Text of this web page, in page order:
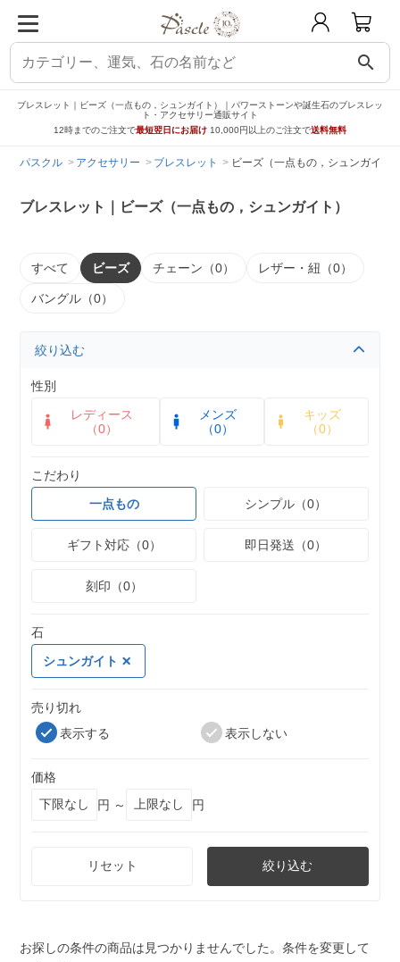
search
ブレスレット｜ビーズ（一点もの，シュンガイト）｜パワーストーンや誕生石のブレスレッ
ト・アクセサリー通販サイト
12時までのご注文で最短翌日にお届け 10,000円以上のご注文で送料無料
パスクル アクセサリー ブレスレット ビーズ（一点もの，シュンガイト
ブレスレット｜ビーズ（一点もの，シュンガイト）
すべて ビーズ チェーン（0） レザー・紐（0）
バングル（0）
絞り込む
性別
レディース
（0）
メンズ
（0）
キッズ
（0）
こだわり
一点もの
シンプル（0）
ギフト対応（0） 即日発送（0）
刻印（0）
石
シュンガイト
売り切れ
表示する
表示しない
価格
円 ～
円
リセット 絞り込む
お探しの条件の商品は見つかりませんでした。条件を変更して